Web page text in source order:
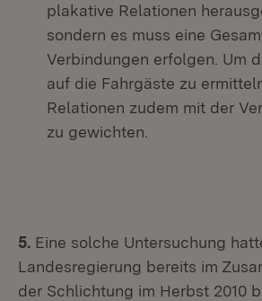
plakative Relationen
sondern es muss eine
Verbindungen erfolgen. Um
auf die Fahrgäste zu
Relationen zudem mit der
zu gewichten.
5. Eine solche Untersuchung
Landesregierung bereits im
der Schlichtung im Herbst 2010